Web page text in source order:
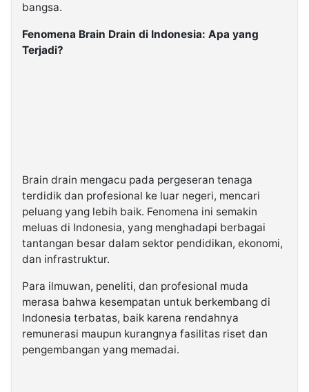
bangsa.
Fenomena Brain Drain di Indonesia: Apa yang
Terjadi?
Brain drain mengacu pada pergeseran tenaga
terdidik dan profesional ke luar negeri, mencari
peluang yang lebih baik. Fenomena ini semakin
meluas di Indonesia, yang menghadapi berbagai
tantangan besar dalam sektor pendidikan, ekonomi,
dan infrastruktur.
Para ilmuwan, peneliti, dan profesional muda
merasa bahwa kesempatan untuk berkembang di
Indonesia terbatas, baik karena rendahnya
remunerasi maupun kurangnya fasilitas riset dan
pengembangan yang memadai.